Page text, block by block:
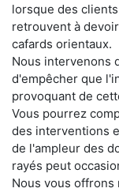
lorsque des
retrouvent à
cafards orientaux.
Nous intervenons
d'empêcher que
provoquant de
Vous pourrez
des interventions
de l'ampleur des
rayés peut
Nous vous